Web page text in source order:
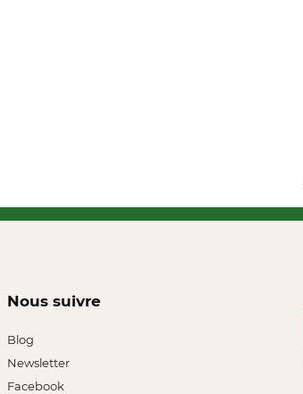
Nous suivre
Blog
Newsletter
Facebook